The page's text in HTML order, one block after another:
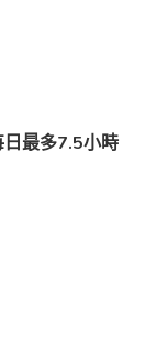
最多7.5小時